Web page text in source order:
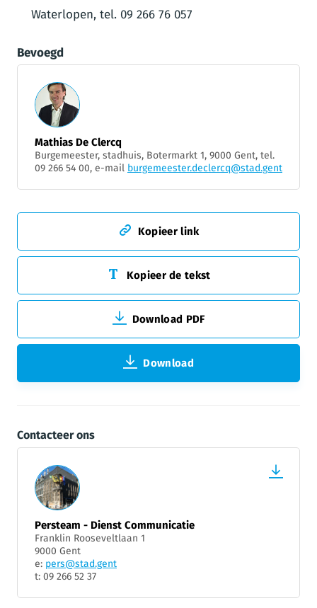
Waterlopen, tel. 09 266 76 057
Bevoegd
Mathias De Clercq
Burgemeester, stadhuis, Botermarkt 1, 9000 Gent, tel.
09 266 54 00, e-mail burgemeester.declercq@stad.gent
Kopieer link
Kopieer de tekst
Download PDF
Download
Contacteer ons
Persteam - Dienst Communicatie
Franklin Rooseveltlaan 1
9000 Gent
e: pers@stad.gent
t: 09 266 52 37